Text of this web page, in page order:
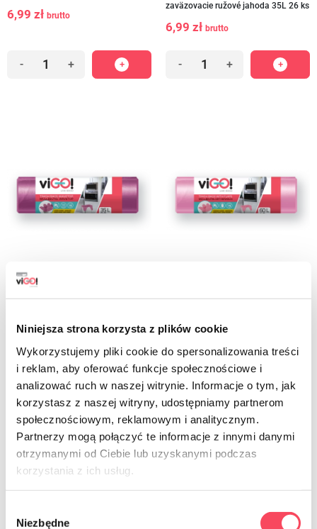
Niniejsza strona korzysta z plików cookie
Wykorzystujemy pliki cookie do spersonalizowania treści
i reklam, aby oferować funkcje społecznościowe i
analizować ruch w naszej witrynie. Informacje o tym, jak
korzystasz z naszej witryny, udostępniamy partnerom
społecznościowym, reklamowym i analitycznym.
Partnerzy mogą połączyć te informacje z innymi danymi
otrzymanymi od Ciebie lub uzyskanymi podczas
korzystania z ich usług.
zgody
Niezbędne
6,99 zł brutto
- +
zaväzovacie ružové jahoda 35L 26 ks
6,99 zł brutto
- +
7716644
zaväzovacie fialové levanduľa 35L 26
9,79 zł
zaväzovacie ružové jahoda 60L 18
9,79 zł